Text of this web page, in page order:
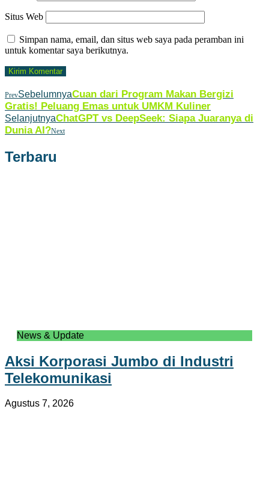
Situs Web
Simpan nama, email, dan situs web saya pada peramban ini
untuk komentar saya berikutnya.
PrevSebelumnyaCuan dari Program Makan Bergizi
Gratis! Peluang Emas untuk UMKM Kuliner
SelanjutnyaChatGPT vs DeepSeek: Siapa Juaranya di
Dunia AI?Next
Terbaru
News & Update
Aksi Korporasi Jumbo di Industri
Telekomunikasi
Agustus 7, 2026